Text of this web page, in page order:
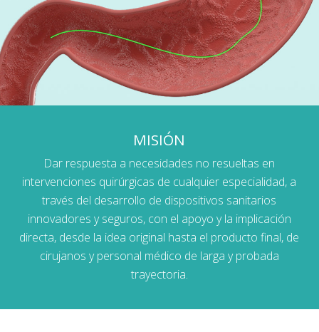
MISIÓN
Dar respuesta a necesidades no resueltas en
intervenciones quirúrgicas de cualquier especialidad, a
través del desarrollo de dispositivos sanitarios
innovadores y seguros, con el apoyo y la implicación
directa, desde la idea original hasta el producto final, de
cirujanos y personal médico de larga y probada
trayectoria.